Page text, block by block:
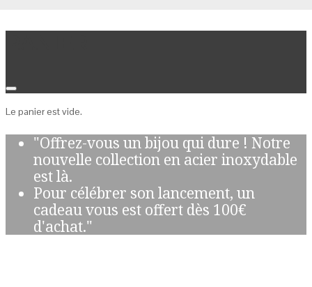
Le panier est vide.
"Offrez-vous un bijou qui dure ! Notre
nouvelle collection en acier inoxydable
est là.
Pour célébrer son lancement, un
cadeau vous est offert dès 100€
d'achat."